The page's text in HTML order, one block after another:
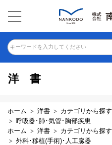
キーワードを入力してください
洋書
ホーム 洋書 カテゴリから探す
呼吸器･肺･気管･胸部疾患
ホーム
洋書 カテゴリから探す
外科･移植(手術)･人工臓器